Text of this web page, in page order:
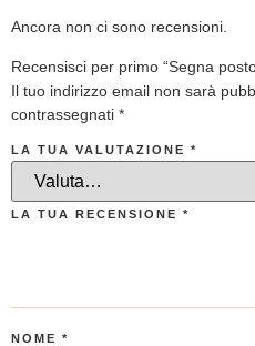
Ancora non ci sono recensioni.
Recensisci per primo “Segna
Il tuo indirizzo email non sarà
contrassegnati *
LA TUA VALUTAZIONE *
LA TUA RECENSIONE *
NOME *